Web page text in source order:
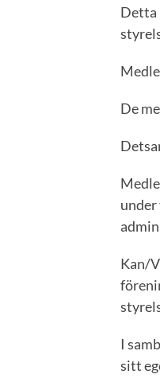
Detta
De
Kan/
I
sitt